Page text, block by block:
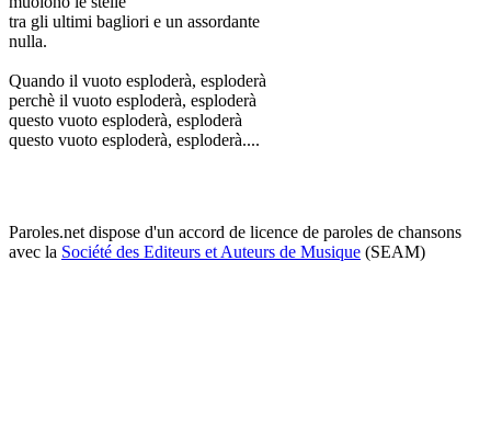
tra gli ultimi bagliori e un assordante
nulla.
Quando il vuoto esploderà, esploderà
perchè il vuoto esploderà, esploderà
questo vuoto esploderà, esploderà
questo vuoto esploderà, esploderà....
Paroles.net dispose d'un accord de licence de paroles de chansons
avec la Société des Editeurs et Auteurs de Musique (SEAM)